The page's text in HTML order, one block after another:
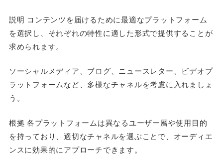
説明 コンテンツを届けるために最適なプラットフォーム
を選択し、それぞれの特性に適した形式で提供することが
求められます。
ソーシャルメディア、ブログ、ニュースレター、ビデオプ
ラットフォームなど、多様なチャネルを考慮に入れましょ
う。
根拠 各プラットフォームは異なるユーザー層や使用目的
を持っており、適切なチャネルを選ぶことで、オーディエ
ンスに効果的にアプローチできます。